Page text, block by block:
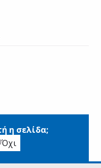
η σελίδα;
Όχι